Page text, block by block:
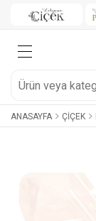
ANASAYFA ÇIÇEK